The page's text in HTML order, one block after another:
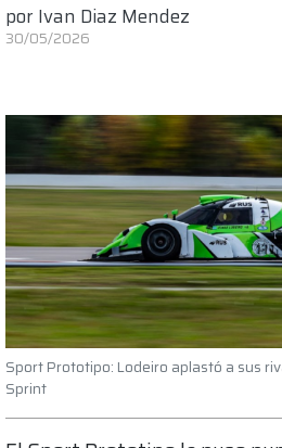
por Ivan Diaz Mendez
30/05/2026
Sport Prototipo: Lodeiro aplastó a sus
Sprint